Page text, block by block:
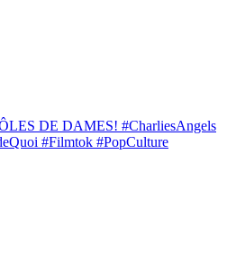
DE DAMES! #CharliesAngels
#Filmtok #PopCulture